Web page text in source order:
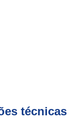
técnicas